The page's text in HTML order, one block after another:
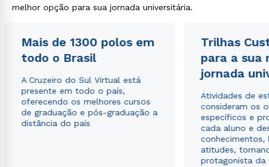
melhor opção para sua jornada universitária.
Mais de 1300 polos em
todo o Brasil
A Cruzeiro do Sul Virtual está
presente em todo o país,
oferecendo os melhores cursos
de graduação e pós-graduação a
distância do país
Trilhas
para a sua
jornada
Atividades de
consideram os
específicos e
cada aluno e
conhecimentos,
atitudes,
protagonista da
Política de Privacidade.
autorizo que meus dados sejam utilizados para o
envio de conteúdos da Cruzeiro do Sul.